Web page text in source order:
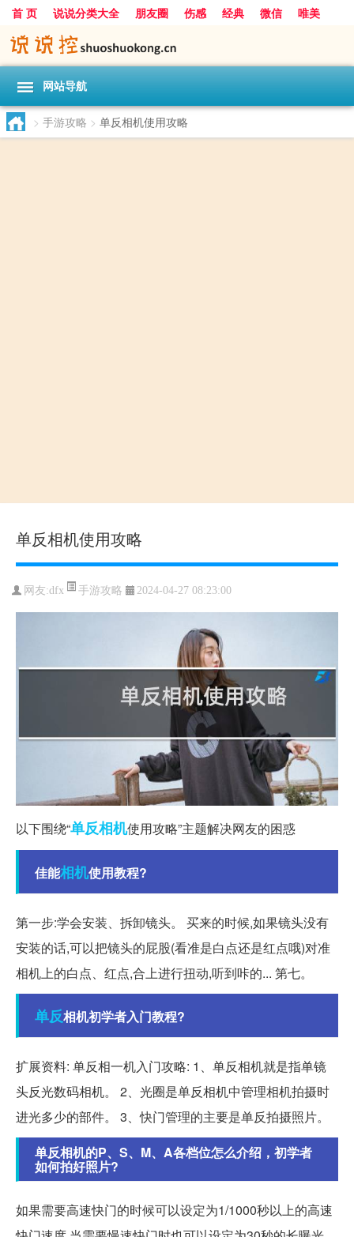
首 页 说说分类大全 朋友圈 伤感 经典 微信
唯美
励志
爱情 搞笑
网站导航
> 手游攻略 > 单反相机使用攻略
单反相机使用攻略
网友:dfx 手游攻略 2024-04-27 08:23:00
以下围绕“单反相机使用攻略”主题解决网友的困惑
佳能相机使用教程?
第一步:学会安装、拆卸镜头。 买来的时候,如果镜头没有
安装的话,可以把镜头的屁股(看准是白点还是红点哦)对准
相机上的白点、红点,合上进行扭动,听到咔的... 第七。
单反相机初学者入门教程?
扩展资料: 单反相一机入门攻略: 1、单反相机就是指单镜
头反光数码相机。 2、光圈是单反相机中管理相机拍摄时
进光多少的部件。 3、快门管理的主要是单反拍摄照片。
单反相机的P、S、M、A各档位怎么介绍，初学者
如何拍好照片?
如果需要高速快门的时候可以设定为1/1000秒以上的高速